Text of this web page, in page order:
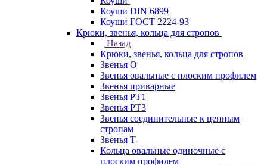
Коуши DIN 6899
Коуши ГОСТ 2224-93
Крюки, звенья, кольца для стропов
Назад
Крюки, звенья, кольца для стропов
Звенья О
Звенья овальные с плоским профилем
Звенья приварные
Звенья РТ1
Звенья РТ3
Звенья соединительные к цепным
стропам
Звенья Т
Кольца овальные одиночные c
плоским профилем